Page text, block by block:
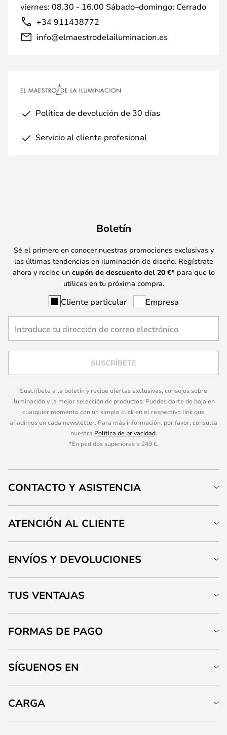
viernes: 08.30 - 16.00 Sábado–domingo: Cerrado
+34 911438772
info@elmaestrodelailuminacion.es
Política de devolución de 30 días
Servicio al cliente profesional
Boletín
Sé el primero en conocer nuestras promociones exclusivas y
las últimas tendencias en iluminación de diseño. Regístrate
ahora y recibe un cupón de descuento del 20 €* para que lo
utilices en tu próxima compra.
Cliente particular Empresa
SUSCRÍBETE
Suscríbete a la boletín y recibe ofertas exclusivas, consejos sobre
iluminación y la mejor selección de productos. Puedes darte de baja en
cualquier momento con un simple click en el respectivo link que
añadimos en cada newsletter. Para más información, por favor, consulta
nuestra Política de privacidad.
*En pedidos superiores a 249 €.
CONTACTO Y ASISTENCIA
ATENCIÓN AL CLIENTE
ENVÍOS Y DEVOLUCIONES
TUS VENTAJAS
FORMAS DE PAGO
SÍGUENOS EN
CARGA